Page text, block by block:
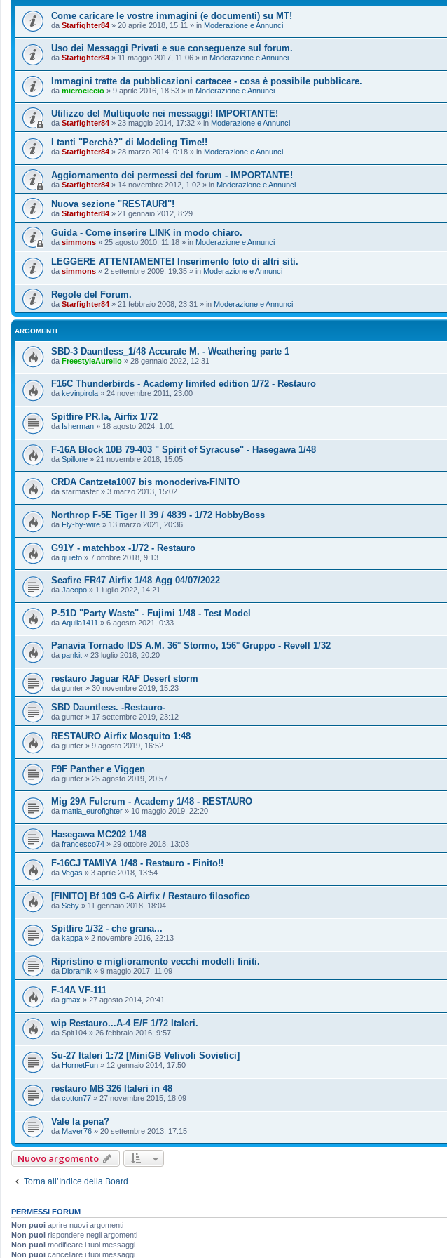
Come caricare le vostre immagini (e documenti) su MT!
da Starfighter84 » 20 aprile 2018, 15:11 » in Moderazione e Annunci
Uso dei Messaggi Privati e sue conseguenze sul forum.
da Starfighter84 » 11 maggio 2017, 11:06 » in Moderazione e Annunci
Immagini tratte da pubblicazioni cartacee - cosa è possibile pubblicare.
da microciccio » 9 aprile 2016, 18:53 » in Moderazione e Annunci
Utilizzo del Multiquote nei messaggi! IMPORTANTE!
da Starfighter84 » 23 maggio 2014, 17:32 » in Moderazione e Annunci
I tanti "Perchè?" di Modeling Time!!
da Starfighter84 » 28 marzo 2014, 0:18 » in Moderazione e Annunci
Aggiornamento dei permessi del forum - IMPORTANTE!
da Starfighter84 » 14 novembre 2012, 1:02 » in Moderazione e Annunci
Nuova sezione "RESTAURI"!
da Starfighter84 » 21 gennaio 2012, 8:29
Guida - Come inserire LINK in modo chiaro.
da simmons » 25 agosto 2010, 11:18 » in Moderazione e Annunci
LEGGERE ATTENTAMENTE! Inserimento foto di altri siti.
da simmons » 2 settembre 2009, 19:35 » in Moderazione e Annunci
Regole del Forum.
da Starfighter84 » 21 febbraio 2008, 23:31 » in Moderazione e Annunci
ARGOMENTI
SBD-3 Dauntless_1/48 Accurate M. - Weathering parte 1
da FreestyleAurelio » 28 gennaio 2022, 12:31
F16C Thunderbirds - Academy limited edition 1/72 - Restauro
da kevinpirola » 24 novembre 2011, 23:00
Spitfire PR.Ia, Airfix 1/72
da Isherman » 18 agosto 2024, 1:01
F-16A Block 10B 79-403 " Spirit of Syracuse" - Hasegawa 1/48
da Spillone » 21 novembre 2018, 15:05
CRDA Cantzeta1007 bis monoderiva-FINITO
da starmaster » 3 marzo 2013, 15:02
Northrop F-5E Tiger II 39 / 4839 - 1/72 HobbyBoss
da Fly-by-wire » 13 marzo 2021, 20:36
G91Y - matchbox -1/72 - Restauro
da quieto » 7 ottobre 2018, 9:13
Seafire FR47 Airfix 1/48 Agg 04/07/2022
da Jacopo » 1 luglio 2022, 14:21
P-51D "Party Waste" - Fujimi 1/48 - Test Model
da Aquila1411 » 6 agosto 2021, 0:33
Panavia Tornado IDS A.M. 36° Stormo, 156° Gruppo - Revell 1/32
da pankit » 23 luglio 2018, 20:20
restauro Jaguar RAF Desert storm
da gunter » 30 novembre 2019, 15:23
SBD Dauntless. -Restauro-
da gunter » 17 settembre 2019, 23:12
RESTAURO Airfix Mosquito 1:48
da gunter » 9 agosto 2019, 16:52
F9F Panther e Viggen
da gunter » 25 agosto 2019, 20:57
Mig 29A Fulcrum - Academy 1/48 - RESTAURO
da mattia_eurofighter » 10 maggio 2019, 22:20
Hasegawa MC202 1/48
da francesco74 » 29 ottobre 2018, 13:03
F-16CJ TAMIYA 1/48 - Restauro - Finito!!
da Vegas » 3 aprile 2018, 13:54
[FINITO] Bf 109 G-6 Airfix / Restauro filosofico
da Seby » 11 gennaio 2018, 18:04
Spitfire 1/32 - che grana...
da kappa » 2 novembre 2016, 22:13
Ripristino e miglioramento vecchi modelli finiti.
da Dioramik » 9 maggio 2017, 11:09
F-14A VF-111
da gmax » 27 agosto 2014, 20:41
wip Restauro...A-4 E/F 1/72 Italeri.
da Spit104 » 26 febbraio 2016, 9:57
Su-27 Italeri 1:72 [MiniGB Velivoli Sovietici]
da HornetFun » 12 gennaio 2014, 17:50
restauro MB 326 Italeri in 48
da cotton77 » 27 novembre 2015, 18:09
Vale la pena?
da Maver76 » 20 settembre 2013, 17:15
Nuovo argomento
Torna all’Indice della Board
PERMESSI FORUM
Non puoi aprire nuovi argomenti
Non puoi rispondere negli argomenti
Non puoi modificare i tuoi messaggi
Non puoi cancellare i tuoi messaggi